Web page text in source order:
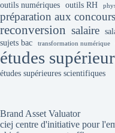
outils numériques outils RH
préparation aux concours
reconversion salaire
sujets bac transformation numérique
études
études supérieures scientifiques
Brand Asset Valuator
ciej centre d'initiative pour